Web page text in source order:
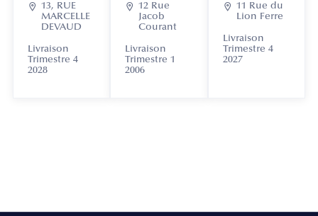
 13, RUE
MARCELLE
DEVAUD
Livraison
Trimestre 4
2028
 12 Rue
Jacob
Courant
Livraison
Trimestre 1
2006
 11 Rue du
Lion Ferre
Livraison
Trimestre 4
2027